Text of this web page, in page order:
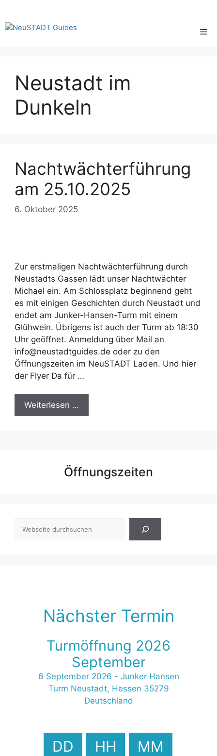
springen
Neustadt im
Dunkeln
Nachtwächterführung
am 25.10.2025
6. Oktober 2025
Zur erstmaligen Nachtwächterführung durch
Neustadts Gassen lädt unser Nachtwächter
Michael ein. Am Schlossplatz beginnend geht
es mit einigen Geschichten durch Neustadt und
endet am Junker-Hansen-Turm mit einem
Glühwein. Übrigens ist auch der Turm ab 18:30
Uhr geöffnet. Anmeldung über Mail an
info@neustadtguides.de oder zu den
Öffnungszeiten im NeuSTADT Laden. Und hier
der Flyer Da für …
Weiterlesen …
Öffnungszeiten
Nächster Termin
Turmöffnung 2026
September
6 September 2026 - Junker Hansen
Turm Neustadt, Hessen 35279
Deutschland
DD HH MM